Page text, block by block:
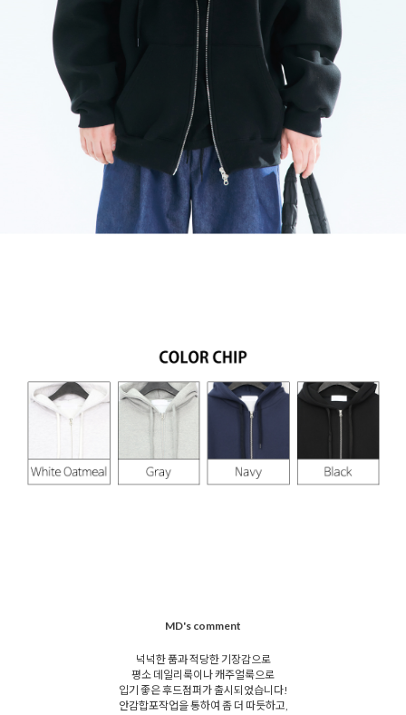
MD's comment
넉넉한 품과 적당한 기장감으로
평소 데일리룩이나 캐주얼룩으로
입기 좋은 후드점퍼가 출시되었습니다!
안감합포작업을 통하여 좀 더 따듯하고,